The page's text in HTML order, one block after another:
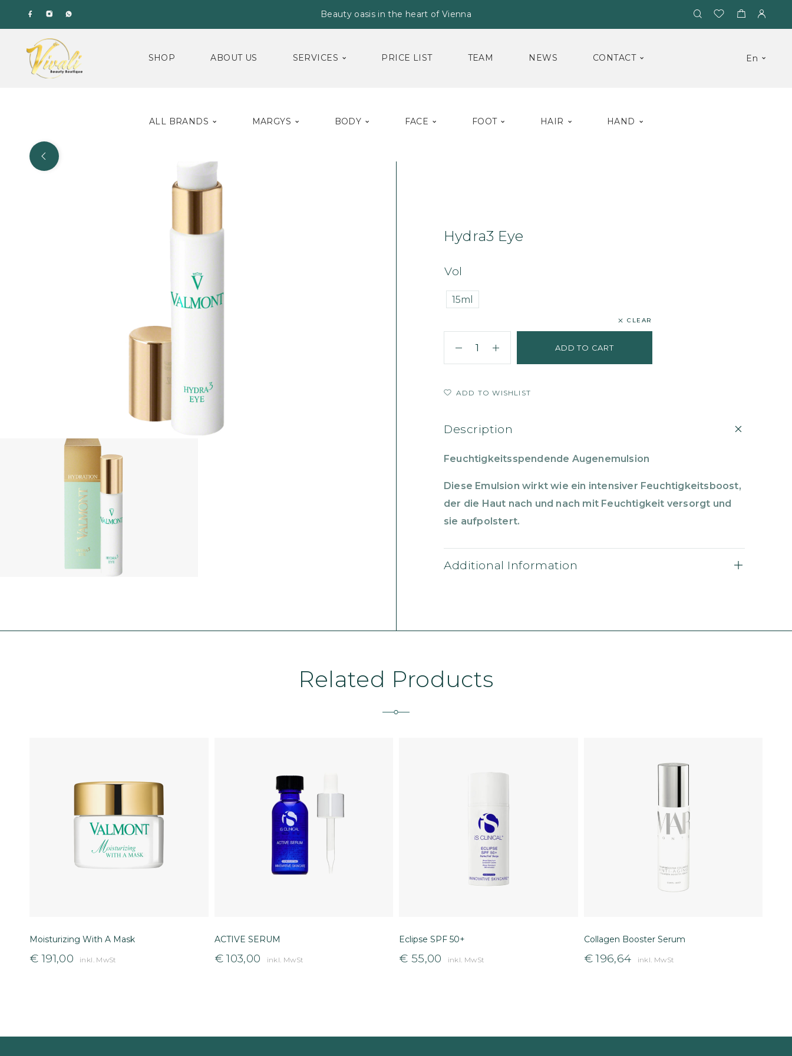
Beauty oasis in the heart of Vienna
SHOP ABOUT US SERVICES PRICE LIST TEAM NEWS CONTACT En
ALL BRANDS MARGYS BODY FACE FOOT HAIR HAND
Hydra3 Eye
Vol
15ml
CLEAR
ADD TO CART
ADD TO WISHLIST
Description
Feuchtigkeitsspendende Augenemulsion
Diese Emulsion wirkt wie ein intensiver Feuchtigkeitsboost,
der die Haut nach und nach mit Feuchtigkeit versorgt und
sie aufpolstert.
Additional Information
Related Products
Moisturizing With A Mask
€ 191,00 inkl. MwSt
ACTIVE SERUM
€103,00 inkl. MwSt
Eclipse SPF 50+
€ 55,00 inkl. MwSt
Collagen Booster Serum
€196,64 inkl. MwSt